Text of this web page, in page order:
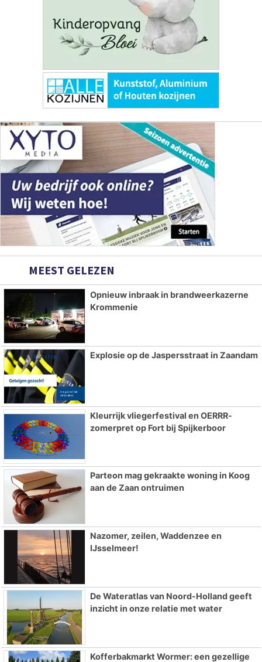
MEEST GELEZEN
Opnieuw inbraak in brandweerkazerne
Krommenie
Explosie op de Jaspersstraat in Zaandam
Kleurrijk vliegerfestival en OERRR-
zomerpret op Fort bij Spijkerboor
Parteon mag gekraakte woning in Koog
aan de Zaan ontruimen
Nazomer, zeilen, Waddenzee en
IJsselmeer!
De Wateratlas van Noord-Holland geeft
inzicht in onze relatie met water
Kofferbakmarkt Wormer: een gezellige